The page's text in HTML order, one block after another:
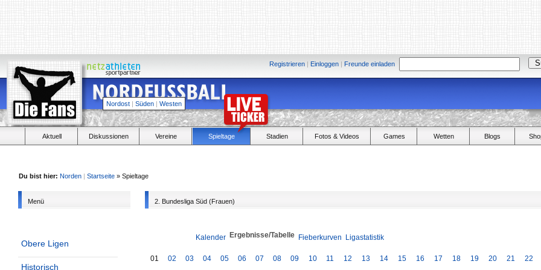
Registrieren | Einloggen | Freunde einladen
Nordost | Süden | Westen
Aktuell Diskussionen Vereine Spieltage Stadien Fotos & Videos Games Wetten Blogs
Du bist hier: Norden | Startseite » Spieltage
Menü
Obere Ligen
Historisch
2. Bundesliga Süd (Frauen)
Kalender Ergebnisse/Tabelle Fieberkurven Ligastatistik
01 02 03 04 05 06 07 08 09 10 11 12 13 14 15 16 17 18 19 20 21 22